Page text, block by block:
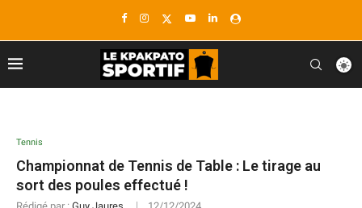
Tennis
Championnat de Tennis de Table : Le tirage au
sort des poules effectué !